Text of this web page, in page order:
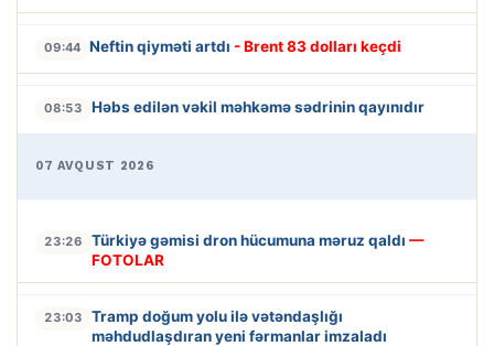
09:44 Neftin qiyməti artdı - Brent 83 dolları keçdi
08:53 Həbs edilən vəkil məhkəmə sədrinin qayınıdır
07 AVQUST 2026
23:26 Türkiyə gəmisi dron hücumuna məruz qaldı —
FOTOLAR
23:03
Tramp doğum yolu ilə vətəndaşlığı
məhdudlaşdıran yeni fərmanlar imzaladı